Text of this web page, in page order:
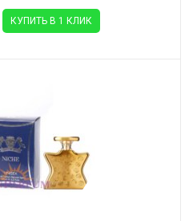
КУПИТЬ В 1 КЛИК